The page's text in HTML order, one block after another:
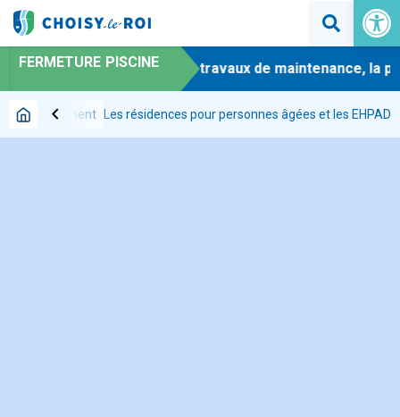
Ouvrir
FERMETURE PISCINE
-En raison de travaux de maintenance, la
chevron_left
Logement Les résidences pour personnes âgées et les EHPAD